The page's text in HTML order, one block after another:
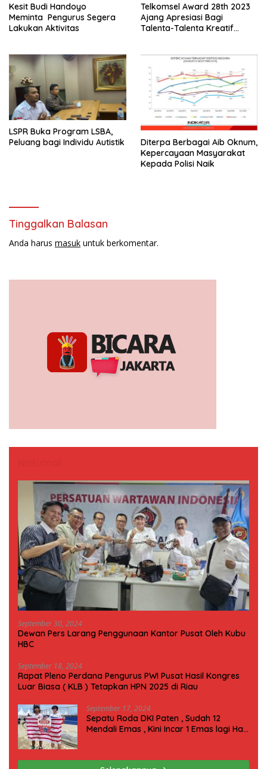
Kesit Budi Handoyo
Meminta Pengurus Segera
Lakukan Aktivitas
Telkomsel Award 28th 2023
Ajang Apresiasi Bagi
Talenta-Talenta Kreatif
LSPR Buka Program LSBA,
Peluang bagi Individu Autistik
Diterpa Berbagai Aib Oknum,
Kepercayaan Masyarakat
Kepada Polisi Naik
Tinggalkan Balasan
Anda harus masuk untuk berkomentar.
September 30, 2024
Dewan Pers Larang Penggunaan Kantor Pusat Oleh Kubu
HBC
September 18, 2024
Rapat Pleno Perdana Pengurus PWI Pusat Hasil Kongres
Luar Biasa ( KLB ) Tetapkan HPN 2025 di Riau
September 17, 2024
Sepatu Roda DKI Paten , Sudah 12
Mendali Emas , Kini Incar 1 Emas lagi Hari